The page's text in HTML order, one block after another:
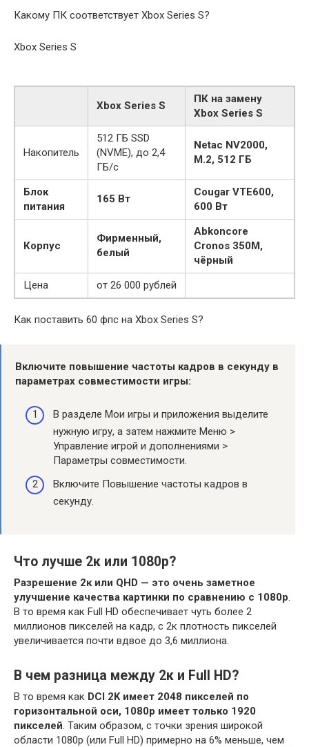
Какому ПК соответствует Xbox Series S?
Xbox Series S
Xbox Series S
ПК на замену
Xbox Series S
Накопитель
512 ГБ SSD
(NVME), до 2,4
ГБ/c
Netac NV2000,
M.2, 512 ГБ
Блок
питания
165 Вт
Cougar VTE600,
600 Вт
Корпус
Фирменный,
белый
Abkoncore
Cronos 350M,
чёрный
Цена
от 26 000 рублей
Как поставить 60 фпс на Xbox Series S?
Включите повышение частоты кадров в секунду в
параметрах совместимости игры:
В разделе Мои игры и приложения выделите
нужную игру, а затем нажмите Меню >
Управление игрой и дополнениями >
Параметры совместимости.
Включите Повышение частоты кадров в
секунду.
Что лучше 2к или 1080p?
Разрешение 2к или QHD — это очень заметное
улучшение качества картинки по сравнению с 1080p.
В то время как Full HD обеспечивает чуть более 2
миллионов пикселей на кадр, с 2к плотность пикселей
увеличивается почти вдвое до 3,6 миллиона.
В чем разница между 2к и Full HD?
В то время как DCI 2K имеет 2048 пикселей по
горизонтальной оси, 1080p имеет только 1920
пикселей. Таким образом, с точки зрения широкой
области 1080p (или Full HD) примерно на 6% меньше, чем